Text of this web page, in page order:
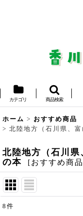
カテゴリ 商品検索
ホーム > おすすめ商品
> 北陸地方（石川県、
北陸地方（石川県
の本
[おすすめ商品
8 件